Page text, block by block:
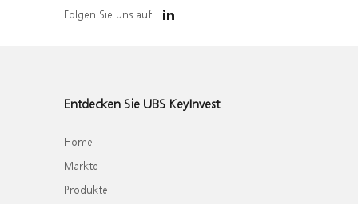
Folgen Sie uns auf
Entdecken Sie UBS KeyInvest
Home
Märkte
Produkte